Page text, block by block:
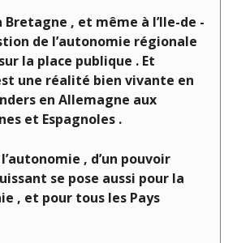
Bretagne , et même à l’Ile-de -
de l’autonomie régionale
la place publique . Et
une réalité bien vivante en
en Allemagne aux
et Espagnoles .
, d’un pouvoir
se pose aussi pour la
, et pour tous les Pays